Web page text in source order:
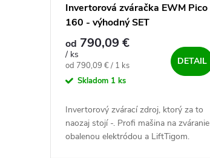
Invertorová zváračka EWM Pico
160 - výhodný SET
od 790,09 €
/ ks
Jednotková cena:
od 790,09 € / 1 ks
Skladom 1 ks
DETAIL
Invertorový zvárací zdroj, ktorý za to
naozaj stojí -. Profi mašina na zváranie
obalenou elektródou a LiftTigom.